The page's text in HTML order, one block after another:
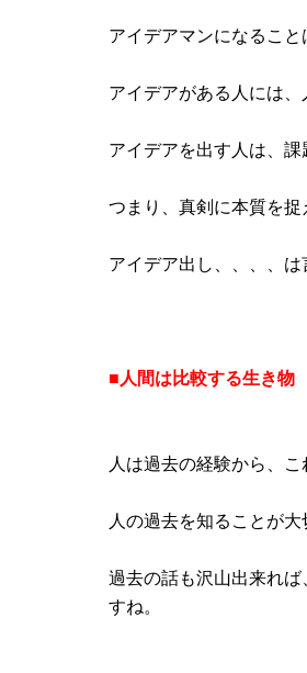
アイデアマンになること
アイデアがある人には、
アイデアを出す人は、
つまり、真剣に本質を捉
アイデア出し、、、、は
■人間は比較する生き物
人は過去の経験から、こ
人の過去を知ることが
過去の話も沢山出来れ
すね。